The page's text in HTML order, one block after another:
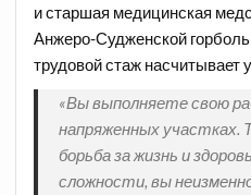
и старшая медицинская
Анжеро-Судженской
трудовой стаж насчитывает
«Вы выполняете свою
напряженных участках.
борьба за жизнь и
сложности, вы